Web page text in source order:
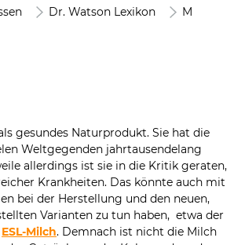
Dr. Watson Lexikon M
gesundes Naturprodukt. Sie hat die
Weltgegenden jahrtausendelang
allerdings ist sie in die Kritik geraten,
Krankheiten. Das könnte auch mit
bei der Herstellung und den neuen,
Varianten zu tun haben, etwa der
ESL-Milch. Demnach ist nicht die Milch